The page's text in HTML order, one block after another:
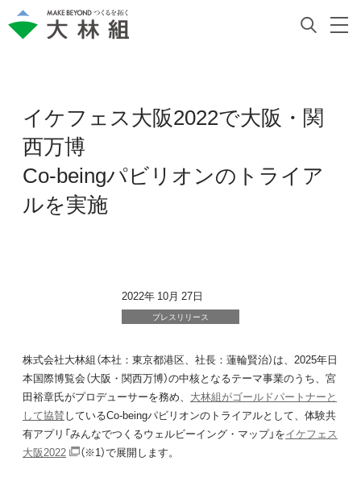
Co-beingパビリオンのトライアルを実施 | ニュース | 大林組">
イケフェス大阪2022で大阪・関
西万博
Co-beingパビリオンのトライア
ルを実施
2022年 10月 27日
プレスリリース
株式会社大林組（本社：東京都港区、社長：蓮輪賢治）は、2025年日
本国際博覧会（大阪・関西万博）の中核となるテーマ事業のうち、宮
田裕章氏がプロデューサーを務め、 大林組がゴールドパートナーと
して協賛しているCo-beingパビリオンのトライアルとして、体験共
有アプリ「みんなでつくるウェルビーイング・マップ」をイケフェス
大阪2022
（※1）で展開します。